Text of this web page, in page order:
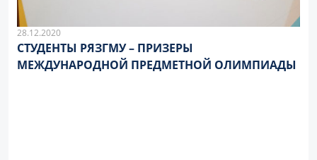
28.12.2020
СТУДЕНТЫ РЯЗГМУ – ПРИЗЕРЫ
МЕЖДУНАРОДНОЙ ПРЕДМЕТНОЙ ОЛИМПИАДЫ